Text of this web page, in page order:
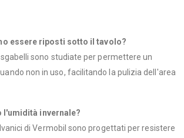
essere riposti sotto il tavolo?
sgabelli sono studiate per permettere un
non in uso, facilitando la pulizia dell'area
l'umidità invernale?
di Vermobil sono progettati per resistere